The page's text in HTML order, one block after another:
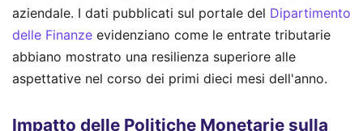
aziendale. I dati pubblicati sul portale del Dipartimento
delle Finanze evidenziano come le entrate tributarie
abbiano mostrato una resilienza superiore alle
aspettative nel corso dei primi dieci mesi dell'anno.
Impatto delle Politiche Monetarie sulla